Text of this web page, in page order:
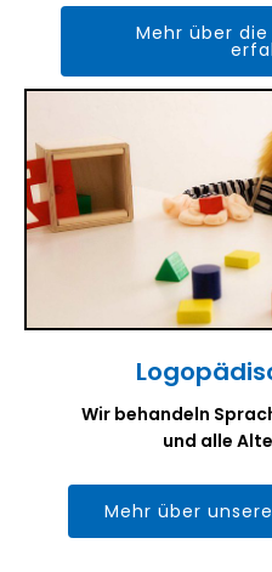
Wir behandeln
und alle
Mehr über
Mehr über